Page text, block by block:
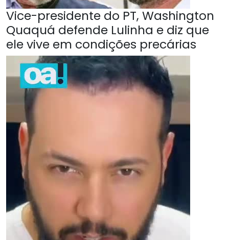
Vice-presidente do PT, Washington
Quaquá defende Lulinha e diz que
ele vive em condições precárias